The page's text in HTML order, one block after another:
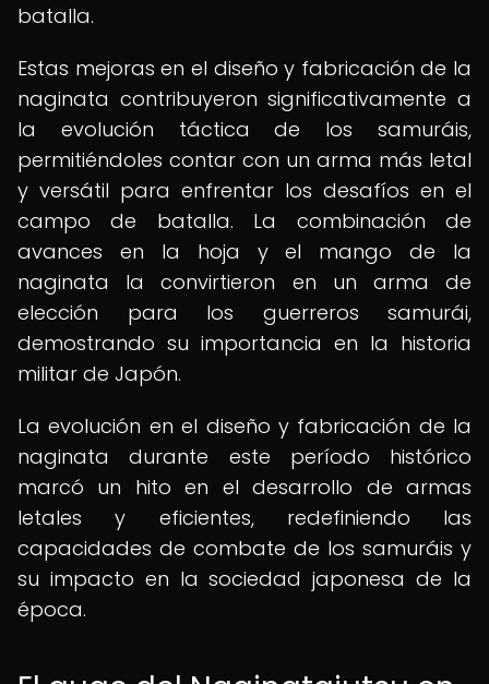
batalla.
Estas mejoras en el diseño y fabricación de la
naginata contribuyeron significativamente a
la evolución táctica de los samuráis,
permitiéndoles contar con un arma más letal
y versátil para enfrentar los desafíos en el
campo de batalla. La combinación de
avances en la hoja y el mango de la
naginata la convirtieron en un arma de
elección para los guerreros samurái,
demostrando su importancia en la historia
militar de Japón.
La evolución en el diseño y fabricación de la
naginata durante este período histórico
marcó un hito en el desarrollo de armas
letales y eficientes, redefiniendo las
capacidades de combate de los samuráis y
su impacto en la sociedad japonesa de la
época.